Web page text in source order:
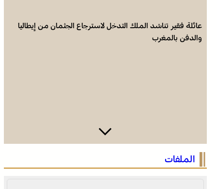
عائلة فقير تناشد الملك التدخل لاسترجاع الجثمان من إيطاليا
والدفن بالمغرب
فينيسيوس جونيور يمدد عقده مع ريال مدريد حتى 2032
الملفات